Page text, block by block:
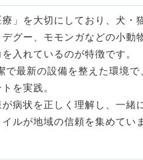
」を大切にしており、犬・
グー、モモンガなどの小動
入れているのが特徴です。
最新の設備を整えた環境で
を実践。
病状を正しく理解し、一緒
ルが地域の信頼を集めてい